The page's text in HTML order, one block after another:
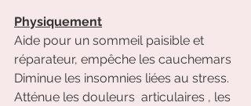
Physiquement
Aide pour un sommeil paisible et
réparateur, empêche les cauchemars
Diminue les insomnies liées au stress.
Atténue les douleurs  articulaires , les